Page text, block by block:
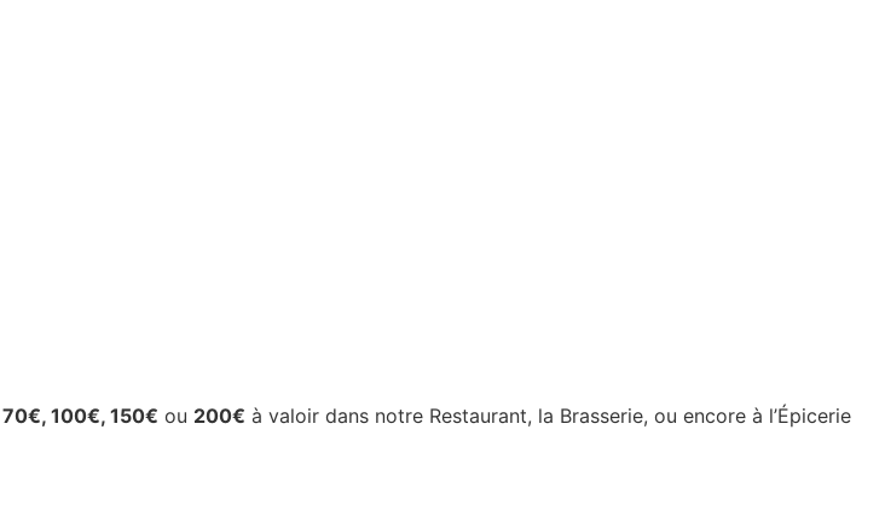
100€, 150€ ou 200€ à valoir dans notre Restaurant, la Brasserie, ou encore à l’Épicerie